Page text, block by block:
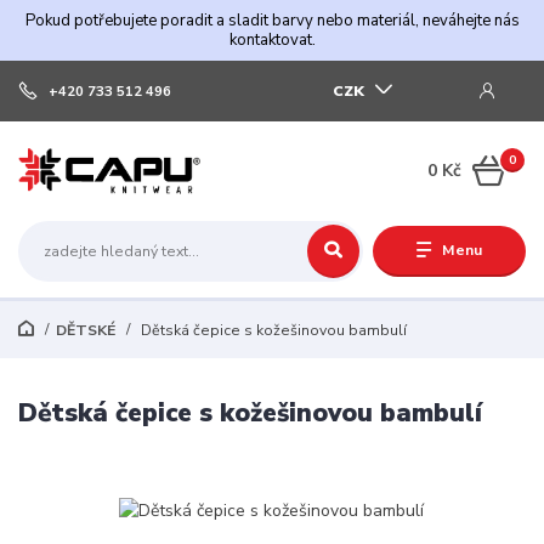
Pokud potřebujete poradit a sladit barvy nebo materiál, neváhejte nás
kontaktovat.
Menu
CZK
+420 733 512 496
0
0 Kč
DĚTSKÉ Dětská čepice s kožešinovou bambulí
Dětská čepice s kožešinovou bambulí